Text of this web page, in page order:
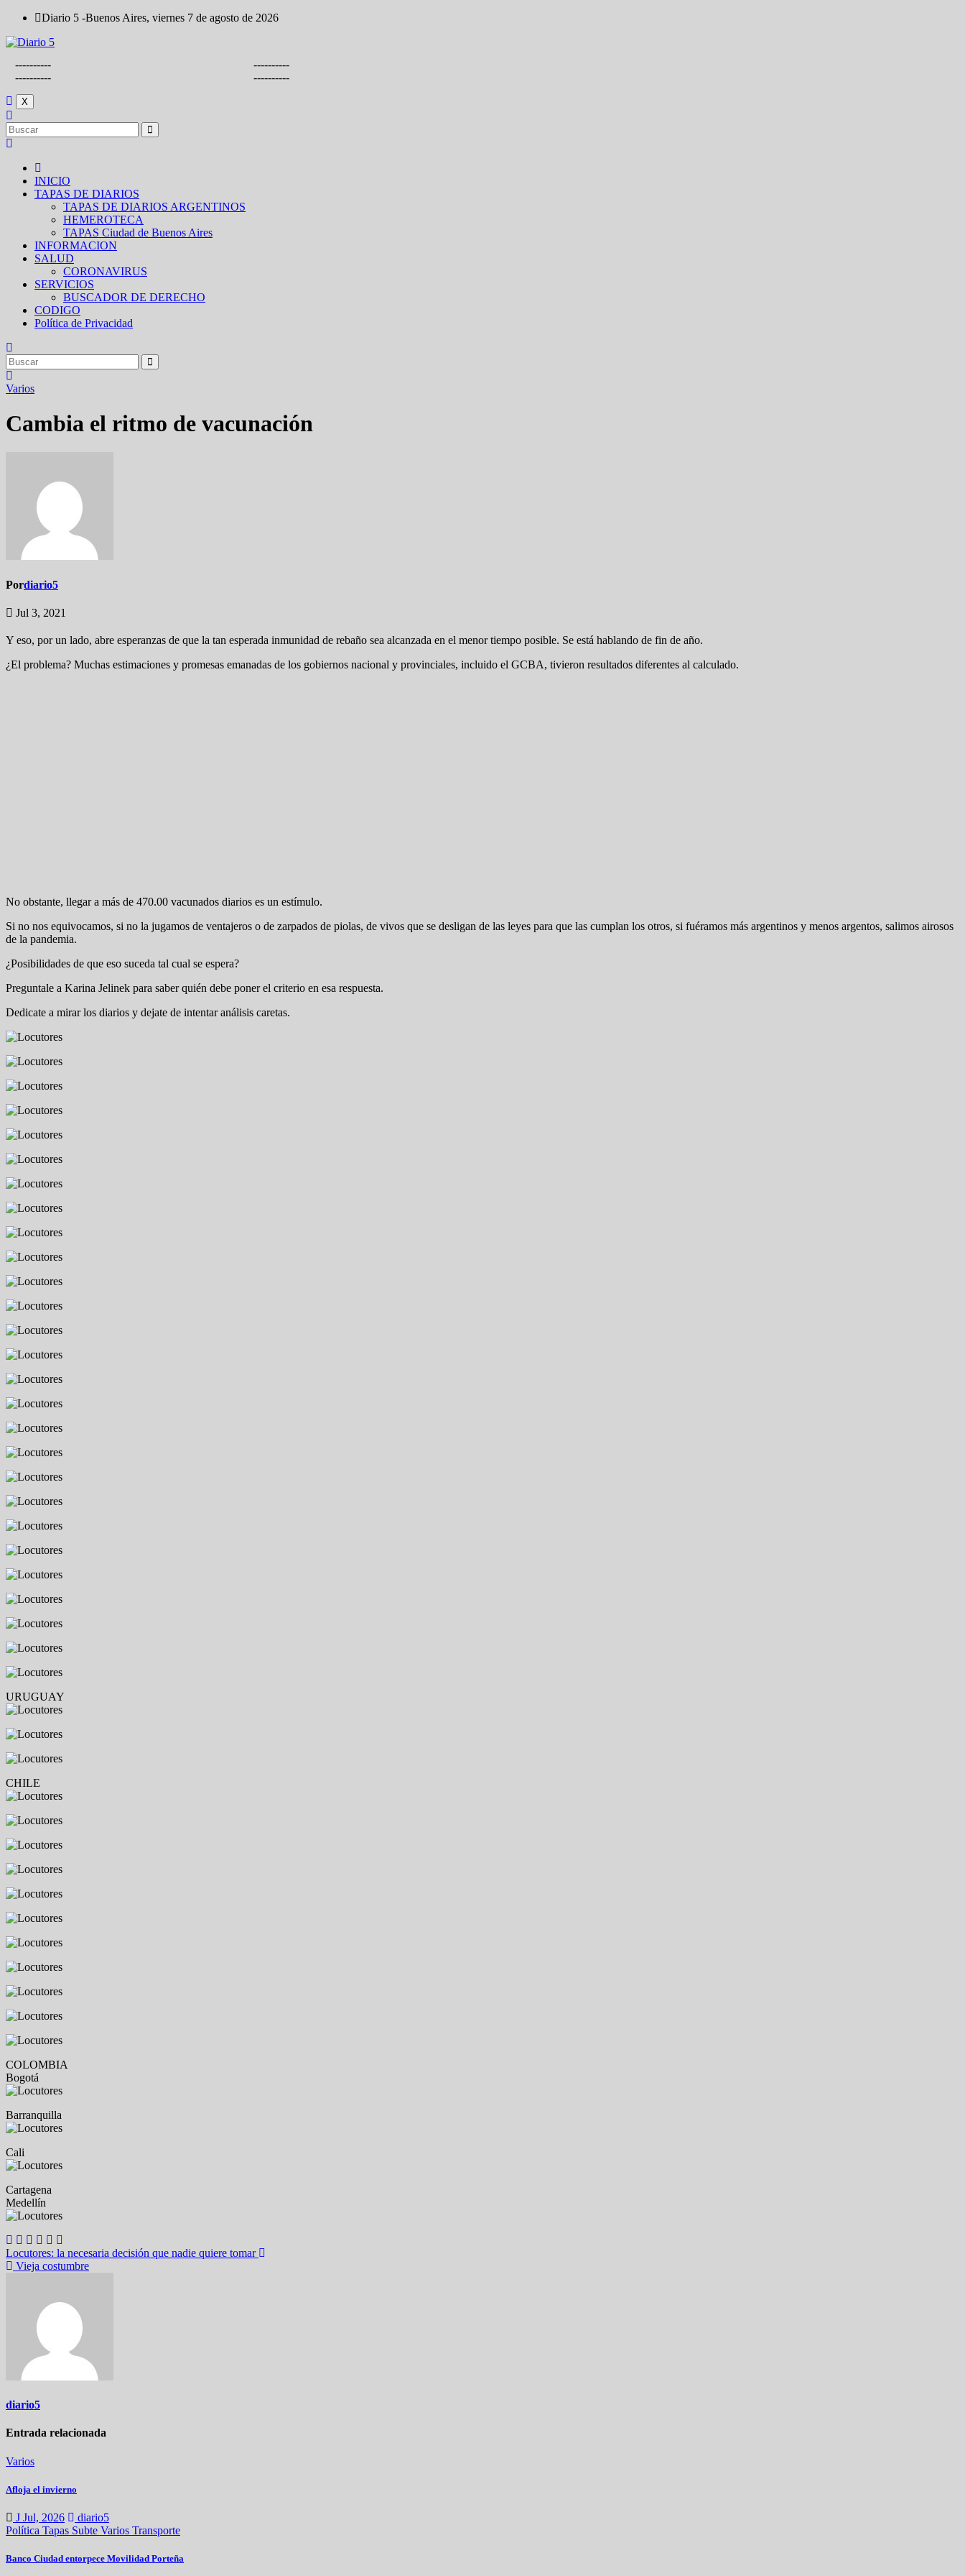
Saltar
contenido
Diario 5 -Buenos Aires, viernes 7 de agosto de 2026
----------
----------
----------
----------
X
INICIO
TAPAS DE DIARIOS
TAPAS DE DIARIOS ARGENTINOS
HEMEROTECA
TAPAS Ciudad de Buenos Aires
INFORMACION
SALUD
CORONAVIRUS
SERVICIOS
BUSCADOR DE DERECHO
CODIGO
Política de Privacidad
Varios
Cambia el ritmo de vacunación
Pordiario5
Jul 3, 2021
Y eso, por un lado, abre esperanzas de que la tan esperada inmunidad de rebaño sea alcanzada en el menor tiempo posible. Se está hablando de fin de año.
¿El problema? Muchas estimaciones y promesas emanadas de los gobiernos nacional y provinciales, incluido el GCBA, tivieron resultados diferentes al calculado.
No obstante, llegar a más de 470.00 vacunados diarios es un estímulo.
Si no nos equivocamos, si no la jugamos de ventajeros o de zarpados de piolas, de vivos que se desligan de las leyes para que las cumplan los otros, si fuéramos más argentinos y menos argentos, salimos airosos
de la pandemia.
¿Posibilidades de que eso suceda tal cual se espera?
Preguntale a Karina Jelinek para saber quién debe poner el criterio en esa respuesta.
Dedicate a mirar los diarios y dejate de intentar análisis caretas.
URUGUAY
CHILE
COLOMBIA
Bogotá
Barranquilla
Cali
Cartagena
Medellín
Navegación
de
Locutores: la necesaria decisión que nadie quiere tomar
Vieja costumbre
diario5
Entrada relacionada
Varios
Afloja el invierno
J Jul, 2026
diario5
Política Tapas Subte Varios Transporte
Banco Ciudad entorpece Movilidad Porteña